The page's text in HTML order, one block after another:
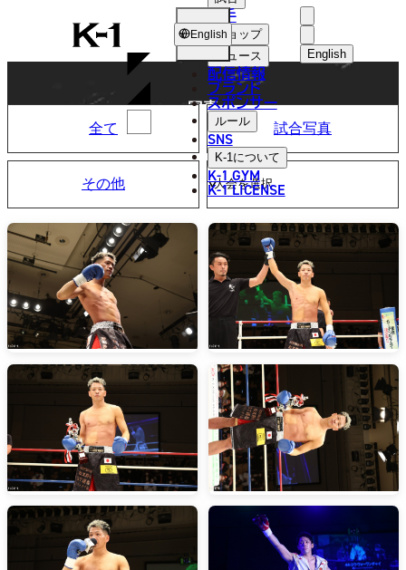
K-
1
English
選手
ショップ
ニュース
配信情報
ブランド
スポンサー
ルール
SNS
K-1について
K-1 GYM
K-1 LICENSE
English
PHOTO
写真
全て 試合写真
その他